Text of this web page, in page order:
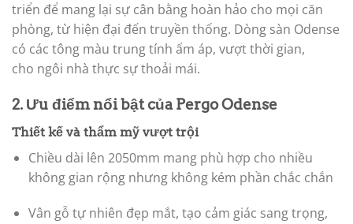
triển để mang lại sự cân bằng hoàn hảo cho mọi căn
phòng, từ hiện đại đến truyền thống. Dòng sàn Odense
có các tông màu trung tính ấm áp, vượt thời gian,
cho ngôi nhà thực sự thoải mái.
2. Ưu điểm nổi bật của Pergo Odense
Thiết kế và thẩm mỹ vượt trội
Chiều dài lên 2050mm mang phù hợp cho nhiều
không gian rộng nhưng không kém phần chắc chắn
Vân gỗ tự nhiên đẹp mắt, tạo cảm giác sang trọng,